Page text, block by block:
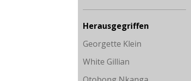
Herausgegriffen
Georgette Klein
White Gillian